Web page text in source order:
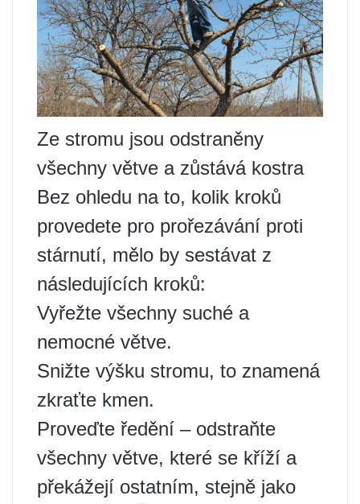
Ze stromu jsou odstraněny
všechny větve a zůstává kostra
Bez ohledu na to, kolik kroků
provedete pro prořezávání proti
stárnutí, mělo by sestávat z
následujících kroků:
Vyřežte všechny suché a
nemocné větve.
Snižte výšku stromu, to znamená
zkraťte kmen.
Proveďte ředění – odstraňte
všechny větve, které se kříží a
překážejí ostatním, stejně jako